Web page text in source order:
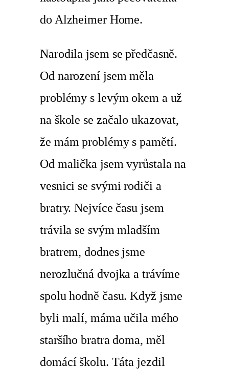
do Alzheimer Home.
Narodila jsem se předčasně.
Od narození jsem měla
problémy s levým okem a už
na škole se začalo ukazovat,
že mám problémy s pamětí.
Od malička jsem vyrůstala na
vesnici se svými rodiči a
bratry. Nejvíce času jsem
trávila se svým mladším
bratrem, dodnes jsme
nerozlučná dvojka a trávíme
spolu hodně času. Když jsme
byli malí, máma učila mého
staršího bratra doma, měl
domácí školu. Táta jezdil